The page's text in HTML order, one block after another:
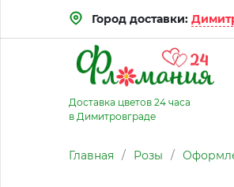
Город доставки:
Доставка цветов 24 часа
в Димитровграде
Главная / Розы /